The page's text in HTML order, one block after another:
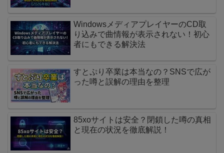
WindowsメディアプレイヤーのCD取
り込みで曲情報が表示されない！初心
者にもできる解決法
すとぷり卒業は本当なの？SNSで広が
った噂と誤解の理由を整理
85xoサイトは安全？閉鎖した噂の真相
と現在の状況を徹底解説！